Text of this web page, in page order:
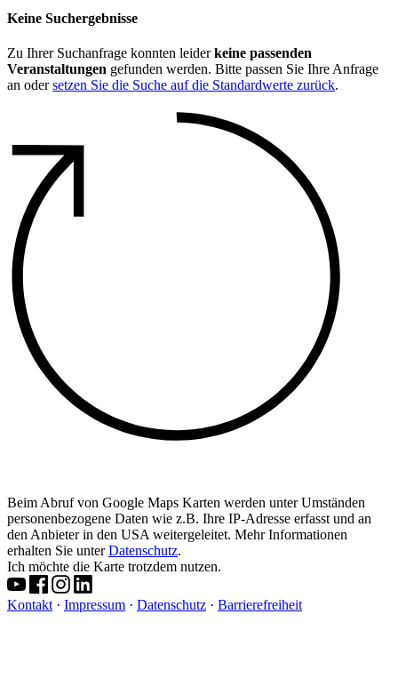
Keine Suchergebnisse
Zu Ihrer Suchanfrage konnten leiderkeine passenden
Veranstaltungen gefunden werden. Bitte passen Sie Ihre Anfrage
an odersetzen Sie die Suche auf die Standardwerte zurück.
Beim Abruf von Google Maps Karten werden unter Umständen
personenbezogene Daten wie z.B. Ihre IP-Adresse erfasst und an
den Anbieter in den USA weitergeleitet. Mehr Informationen
erhalten Sie unterDatenschutz.
Ich möchte die Karte trotzdem nutzen.
Kontakt · Impressum · Datenschutz · Barrierefreiheit